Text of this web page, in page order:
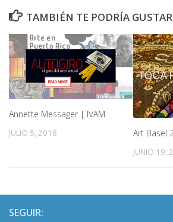
TAMBIÉN TE PODRÍA
Annette Messager | IVAM
JULIO 5, 2018 Art Basel
JUNIO 19,
SEGUIR: